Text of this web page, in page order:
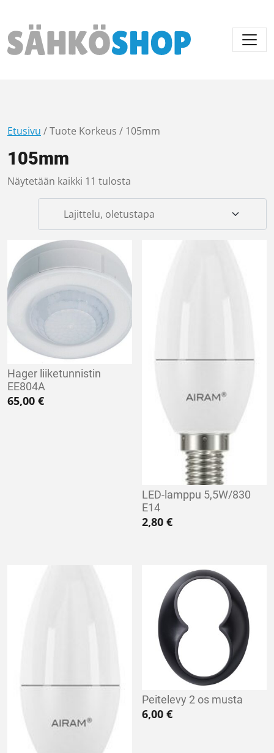
Päävalikko
Etusivu / Tuote Korkeus / 105mm
105mm
Näytetään kaikki 11 tulosta
Hager liiketunnistin
EE804A
65,00 €
LED-lamppu 5,5W/830
E14
2,80€
Peitelevy 2 os musta
6,00€